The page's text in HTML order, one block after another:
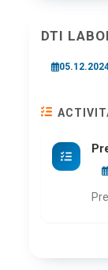
DTI